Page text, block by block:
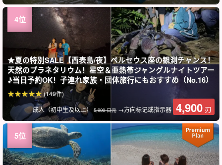
★夏の特別SALE【西表島/夜】ペルセウス座の観測チャンス！
天然のプラネタリウム！星空＆亜熱帯ジャングルナイトツアー
♪当日予約OK！子連れ家族・団体旅行にもおすすめ（No.16）
成人（初中生及以上） 5,900 日元 →方向标记或指示器 4,900 刃
(149件)